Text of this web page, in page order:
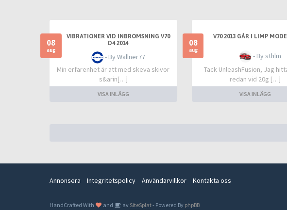
08
aug
VIBRATIONER VID INBROMSNING V70
D4 2014
- By Wallner77
Min erfarenhet är att med skeva skivor
s&arin[…]
VISA INLÄGG
08
aug
V70 2013 GÅR I LIMP
- By sthlm
Tack UnleashFusion, Jag
redan vid 20g […]
VISA INLÄGG
Annonsera Integritetspolicy Användarvillkor Kontakta oss
HandCrafted With and av SiteSplat- Powered By phpBB